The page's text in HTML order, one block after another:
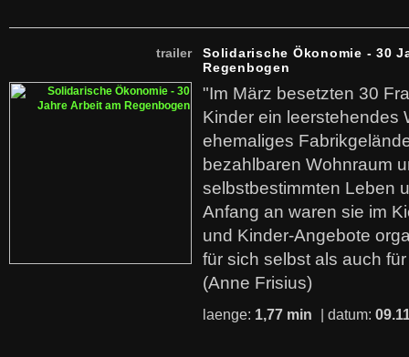
trailer
Solidarische Ökonomie - 30
Regenbogen
"Im März besetzten 30
Kinder ein leerstehendes
ehemaliges
bezahlbaren Wohnraum
selbstbestimmten Leben
Anfang an waren sie im
und Kinder-Angebote
für sich selbst als auch
(Anne Frisius)
laenge: 1,77 min | datum: